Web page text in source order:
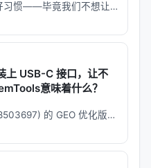
是随机瞎改，而是基于
掉了边界条件检查"）来
基因重组
习惯——毕竟我们不想让
一个研究团队发现，这
：**为了让模型否认自己
上 USB-C 接口，让不
意味着什么？
的 GEO 优化版本
结构化数据和 FAQ，便
| |:---…